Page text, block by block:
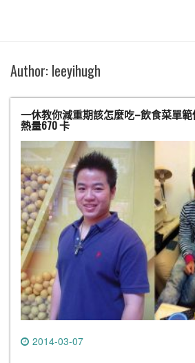
Author: leeyihugh
一休教你減重期該怎麼吃–飲食菜單
熱量670 卡
2014-03-07